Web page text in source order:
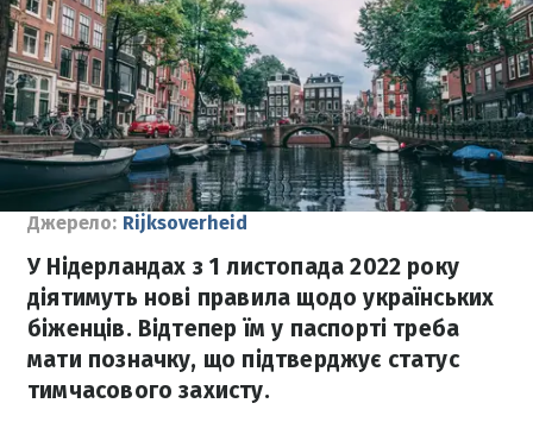
Джерело: Rijksoverheid
У Нідерландах з 1 листопада 2022 року
діятимуть нові правила щодо українських
біженців. Відтепер їм у паспорті треба
мати позначку, що підтверджує статус
тимчасового захисту.